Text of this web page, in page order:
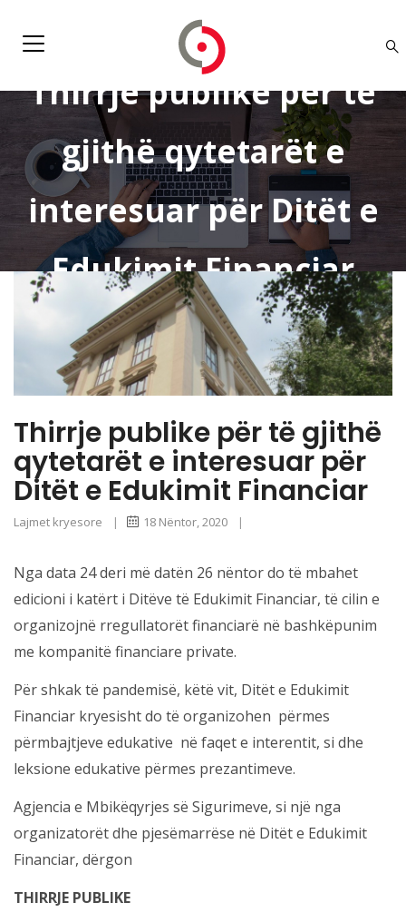
Thirrje publike për të
gjithë qytetarët e
interesuar për Ditët e
Edukimit Financiar
Thirrje publike për të gjithë
qytetarët e interesuar për
Ditët e Edukimit Financiar
Lajmet kryesore | 18 Nëntor, 2020 |
Nga data 24 deri më datën 26 nëntor do të mbahet
edicioni i katërt i Ditëve të Edukimit Financiar, të cilin e
organizojnë rregullatorët financiarë në bashkëpunim
me kompanitë financiare private.
Për shkak të pandemisë, këtë vit, Ditët e Edukimit
Financiar kryesisht do të organizohen përmes
përmbajtjeve edukative në faqet e interentit, si dhe
leksione edukative përmes prezantimeve.
Agjencia e Mbikëqyrjes së Sigurimeve, si një nga
organizatorët dhe pjesëmarrëse në Ditët e Edukimit
Financiar, dërgon
THIRRJE PUBLIKE